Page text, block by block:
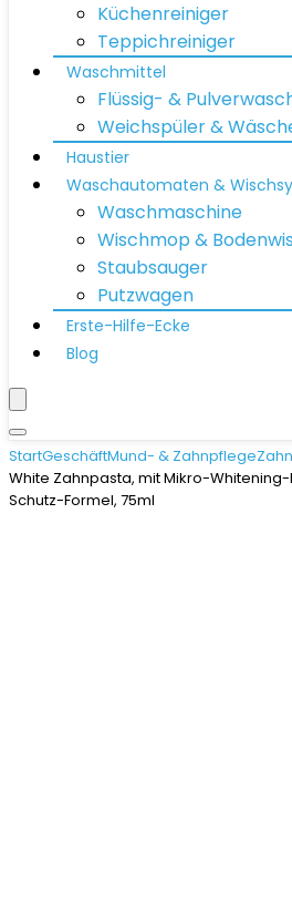
Küchenreiniger
Teppichreiniger
Waschmittel
Flüssig- &
Weichspüler &
Haustier
Waschautomaten &
Waschmaschine
Wischmop &
Staubsauger
Putzwagen
Erste-Hilfe-Ecke
Blog
StartGeschäftMund- & Zahnpflege
White Zahnpasta, mit Mikro-
Schutz-Formel, 75ml